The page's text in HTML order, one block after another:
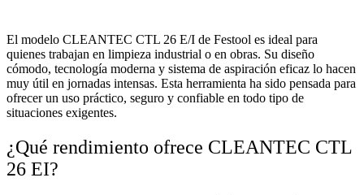
El modelo CLEANTEC CTL 26 E/I de Festool es ideal para
quienes trabajan en limpieza industrial o en obras. Su diseño
cómodo, tecnología moderna y sistema de aspiración eficaz lo hacen
muy útil en jornadas intensas. Esta herramienta ha sido pensada para
ofrecer un uso práctico, seguro y confiable en todo tipo de
situaciones exigentes.
¿Qué rendimiento ofrece CLEANTEC CTL
26 EI?